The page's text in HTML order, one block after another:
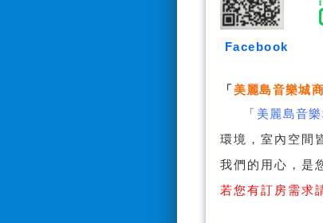
Facebook
「 美麗島音樂城
「 美麗島音
環境，室內空間
我們的用心，是
若您有訂房需求